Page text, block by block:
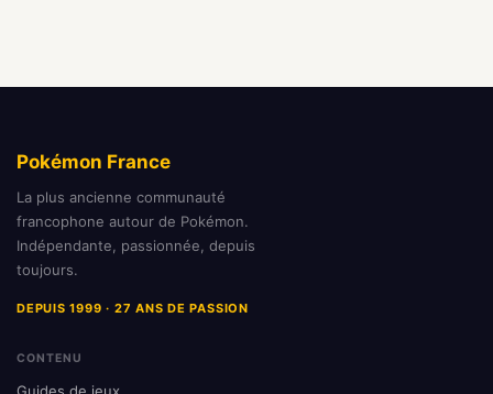
Pokémon France
La plus ancienne communauté
francophone autour de Pokémon.
Indépendante, passionnée, depuis
toujours.
DEPUIS 1999 · 27 ANS DE PASSION
CONTENU